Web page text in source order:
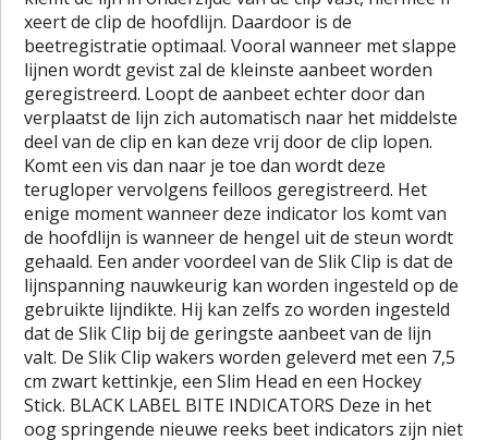
xeert de clip de hoofdlijn. Daardoor is de
beetregistratie optimaal. Vooral wanneer met slappe
lijnen wordt gevist zal de kleinste aanbeet worden
geregistreerd. Loopt de aanbeet echter door dan
verplaatst de lijn zich automatisch naar het middelste
deel van de clip en kan deze vrij door de clip lopen.
Komt een vis dan naar je toe dan wordt deze
terugloper vervolgens feilloos geregistreerd. Het
enige moment wanneer deze indicator los komt van
de hoofdlijn is wanneer de hengel uit de steun wordt
gehaald. Een ander voordeel van de Slik Clip is dat de
lijnspanning nauwkeurig kan worden ingesteld op de
gebruikte lijndikte. Hij kan zelfs zo worden ingesteld
dat de Slik Clip bij de geringste aanbeet van de lijn
valt. De Slik Clip wakers worden geleverd met een 7,5
cm zwart kettinkje, een Slim Head en een Hockey
Stick. BLACK LABEL BITE INDICATORS Deze in het
oog springende nieuwe reeks beet indicators zijn niet